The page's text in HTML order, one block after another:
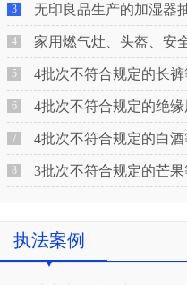
3 无印良品生产的加湿器
4 家用燃气灶、头盔、安全帽等94
5 4批次不符合规定的长裤等校服产品生产销售
6 4批次不符合规定的绝缘用挤塑聚苯乙烯泡沫板（XPS）等产品
7 4批次不符合规定的白酒等食品生产销售企业
8 3批次不符合规定的芒果等食品生产销售企业被长
执法案例